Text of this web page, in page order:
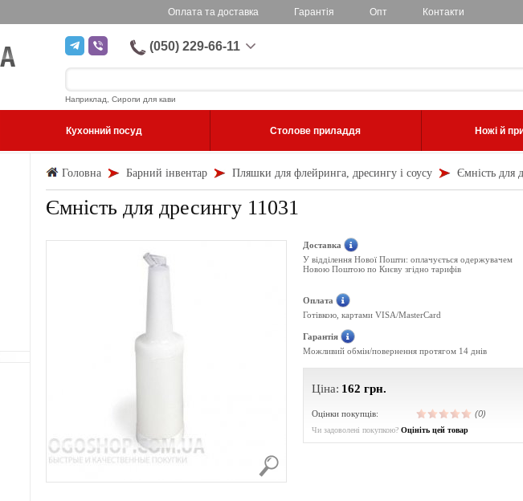
Оплата та доставка Гарантія Опт Контакти
(050) 229-66-11
Наприклад, Сиропи для кави
Кухонний посуд Столове приладдя Ножі й
Головна Барний інвентар Пляшки для флейринга, дресингу і соусу Ємність для
Ємність для дресингу 11031
Доставка
У відділення Нової Пошти: оплачується одержувачем
Новою Поштою по Києву згідно тарифів
Оплата
Готівкою, картами VISA/MasterCard
Гарантія
Можливий обмін/повернення протягом 14 днів
Ціна: 162 грн.
Оцінки покупців: (0)
Чи задоволені покупкою? Оцініть цей товар